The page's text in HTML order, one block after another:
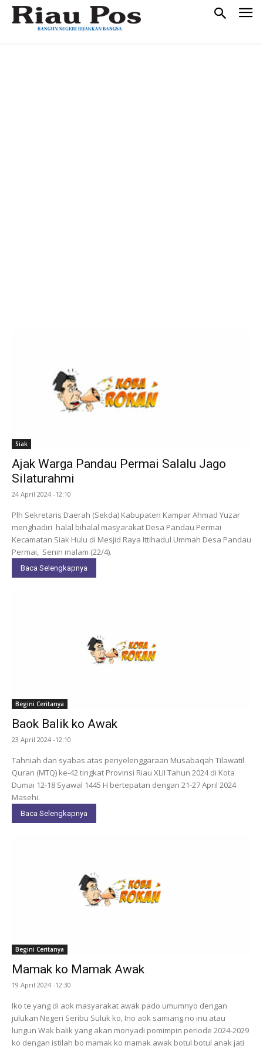
Siak
Ajak Warga Pandau Permai Salalu Jago
Silaturahmi
24 April 2024 -12:10
Plh Sekretaris Daerah (Sekda) Kabupaten Kampar Ahmad Yuzar
menghadiri halal bihalal masyarakat Desa Pandau Permai
Kecamatan Siak Hulu di Mesjid Raya Ittihadul Ummah Desa Pandau
Permai, Senin malam (22/4).
Baca Selengkapnya
Begini Ceritanya
Baok Balik ko Awak
23 April 2024 -12:10
Tahniah dan syabas atas penyelenggaraan Musabaqah Tilawatil
Quran (MTQ) ke-42 tingkat Provinsi Riau XLII Tahun 2024 di Kota
Dumai 12-18 Syawal 1445 H bertepatan dengan 21-27 April 2024
Masehi.
Baca Selengkapnya
Begini Ceritanya
Mamak ko Mamak Awak
19 April 2024 -12:30
Iko te yang di aok masyarakat awak pado umumnyo dengan
julukan Negeri Seribu Suluk ko, Ino aok samiang no inu atau
lungun Wak balik yang akan monyadi pomimpin periode 2024-2029
ko dengan istilah bo mamak ko mamak awak botul botul anak jati